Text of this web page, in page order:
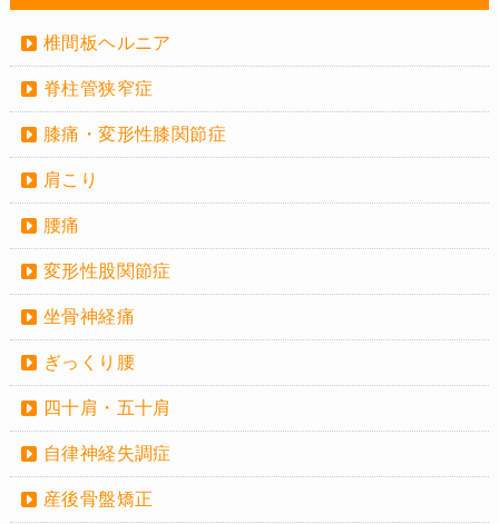
椎間板ヘルニア
脊柱管狭窄症
膝痛・変形性膝関節症
肩こり
腰痛
変形性股関節症
坐骨神経痛
ぎっくり腰
四十肩・五十肩
自律神経失調症
産後骨盤矯正